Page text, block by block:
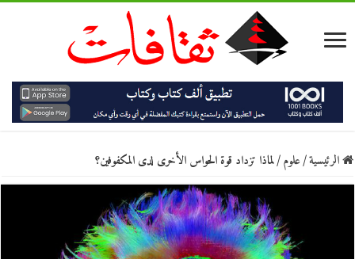
الرئيسية/علوم/لماذا تزداد قوة الحواس الأخرى لدى المكفوفين؟